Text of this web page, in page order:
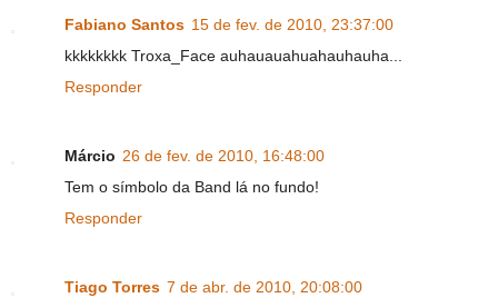
Fabiano Santos 15 de fev. de 2010, 23:37:00
kkkkkkkk Troxa_Face auhauauahuahauhauha...
Responder
Márcio 26 de fev. de 2010, 16:48:00
Tem o símbolo da Band lá no fundo!
Responder
Tiago Torres 7 de abr. de 2010, 20:08:00